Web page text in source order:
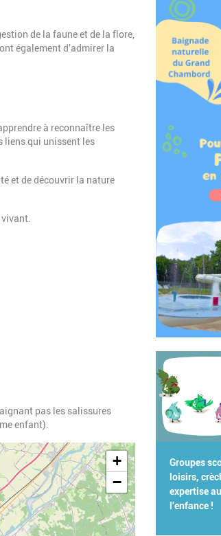
de la faune et de la flore,
également d'admirer la
à reconnaître les
liens qui unissent les
et de découvrir la nature
pas les salissures
enfant).
+
−
Groupes
loisirs,
expertise
l'enfance !